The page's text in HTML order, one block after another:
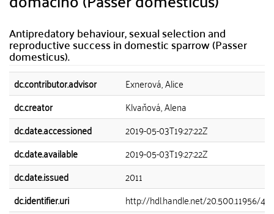
Antipredatory behaviour, sexual selection and
reproductive success in domestic sparrow (Passer
domesticus).
dc.contributor.advisor
Exnerová, Alice
dc.creator
Klvaňová, Alena
dc.date.accessioned
2019-05-03T19:27:22Z
dc.date.available
2019-05-03T19:27:22Z
dc.date.issued
2011
dc.identifier.uri
http://hdl.handle.net/20.500.11956/